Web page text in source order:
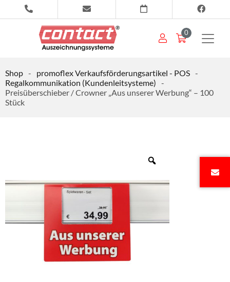
0
Shop - promoflex Verkaufsförderungsartikel - POS -
Regalkommunikation (Kundenleitsysteme) -
Preisüberschieber / Crowner „Aus unserer Werbung“ – 100
Stück